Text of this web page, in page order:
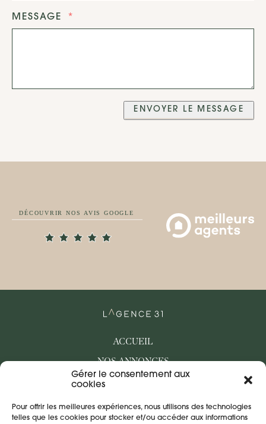
Gérer le consentement aux
cookies
Pour offrir les meilleures expériences, nous utilisons des technologies
telles que les cookies pour stocker et/ou accéder aux informations
MESSAGE
ENVOYER LE MESSAGE
ACCUEIL
NOS ANNONCES
BIENS VENDUS
NOS PARTENAIRES